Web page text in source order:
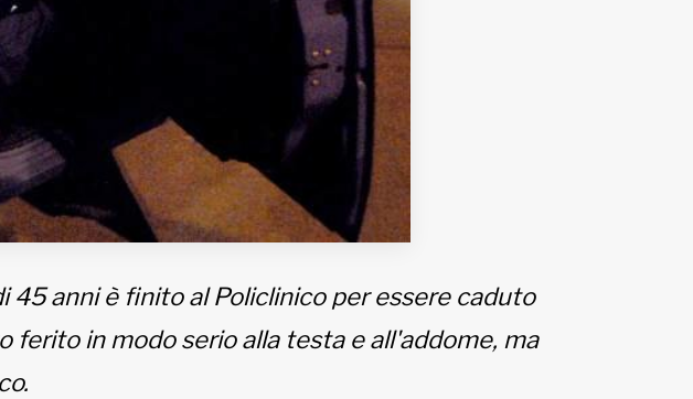
anni è finito al Policlinico per essere caduto
ferito in modo serio alla testa e all'addome, ma